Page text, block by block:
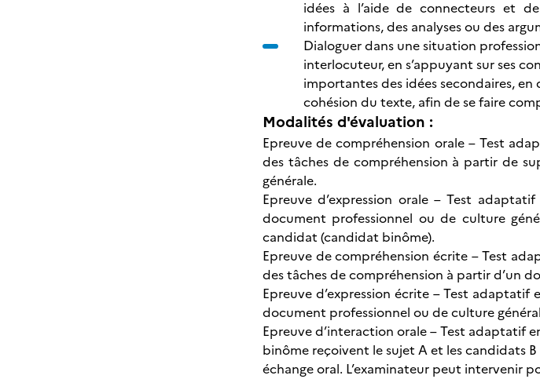
idées à l’aide de connecteurs et
informations, des analyses ou des
Dialoguer dans une situation
interlocuteur, en s’appuyant sur ses
importantes des idées secondaires,
cohésion du texte, afin de se faire
Modalités d'évaluation :
Epreuve de compréhension orale – Test
des tâches de compréhension à partir de
générale.
Epreuve d’expression orale – Test
document professionnel ou de culture
candidat (candidat binôme).
Epreuve de compréhension écrite – Test
des tâches de compréhension à partir d’un
Epreuve d’expression écrite – Test
document professionnel ou de culture
Epreuve d’interaction orale – Test adaptatif
binôme reçoivent le sujet A et les candidats
échange oral. L’examinateur peut intervenir